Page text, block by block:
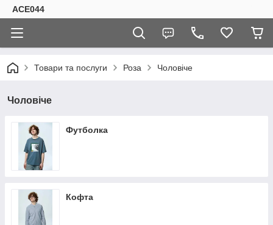
ACE044
Товари та послуги Роза Чоловіче
Чоловіче
Футболка
Кофта